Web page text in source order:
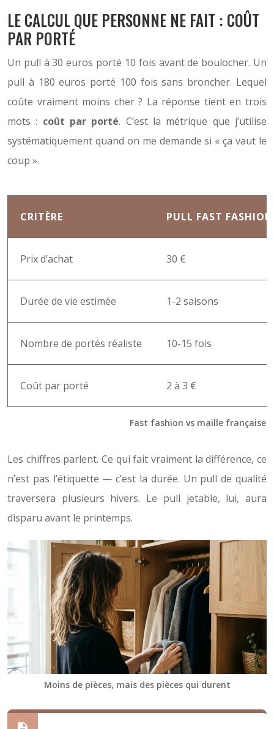
LE CALCUL QUE PERSONNE NE FAIT : COÛT
PAR PORTÉ
Un pull à 30 euros porté 10 fois avant de boulocher. Un
pull à 180 euros porté 100 fois sans broncher. Lequel
coûte vraiment moins cher ? La réponse tient en trois
mots : coût par porté. C’est la métrique que j’utilise
systématiquement quand on me demande si « ça vaut le
coup ».
Fast fashion vs maille française
CRITÈRE PULL FAST
Prix d’achat 30 €
Durée de vie estimée 1-2 saisons
Nombre de portés réaliste 10-15 fois
Coût par porté 2 à 3 €
Les chiffres parlent. Ce qui fait vraiment la différence, ce
n’est pas l’étiquette — c’est la durée. Un pull de qualité
traversera plusieurs hivers. Le pull jetable, lui, aura
disparu avant le printemps.
Moins de pièces, mais des pièces qui durent